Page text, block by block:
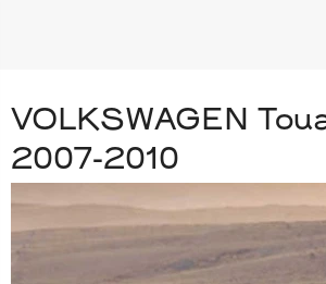
VOLKSWAGEN
2007-2010